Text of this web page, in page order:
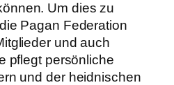
Um dies zu
Pagan Federation
und auch
pflegt persönliche
und der heidnischen